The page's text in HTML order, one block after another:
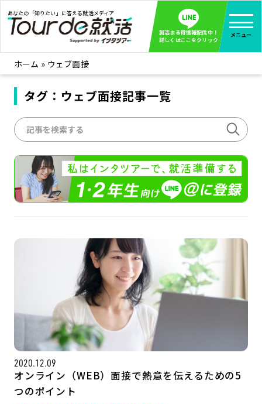
あなたの「知りたい」に答える就活メディア
就活まる得情報配信中！
詳しくはここをクリック
メニュー
就活ノウハウ 全て見る
企業まる見え！特捜部
みんなが知らない企業の裏側を徹底調査！
インタツアー活動レポ 全て見る
インタツアーを使ってどうだった？OBOG成功談
社会人インタビュー 全て見る
社会人になった今、就活を振り返ってみた
学生就活ブログ 全て見る
企業・業界研究はインタツアー
ホーム » ウェブ面接
タグ：ウェブ面接記事一覧
2020.12.09
オンライン（WEB）面接で熱意を伝えるための5
つのポイント